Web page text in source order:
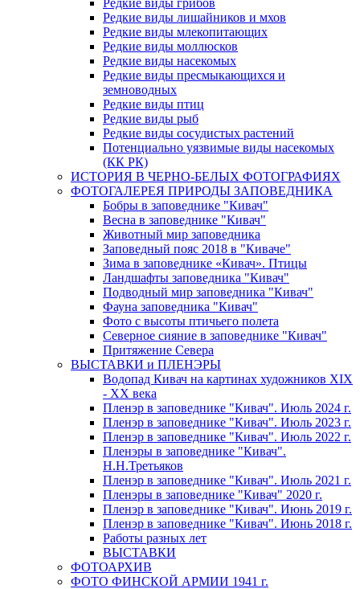
Редкие виды лишайников и мхов
Редкие виды млекопитающих
Редкие виды моллюсков
Редкие виды насекомых
Редкие виды пресмыкающихся и
земноводных
Редкие виды птиц
Редкие виды рыб
Редкие виды сосудистых растений
Потенциально уязвимые виды насекомых
(КК РК)
ИСТОРИЯ В ЧЕРНО-БЕЛЫХ ФОТОГРАФИЯХ
ФОТОГАЛЕРЕЯ ПРИРОДЫ ЗАПОВЕДНИКА
Бобры в заповеднике "Кивач"
Весна в заповеднике "Кивач"
Животный мир заповедника
Заповедный пояс 2018 в "Киваче"
Зима в заповеднике «Кивач». Птицы
Ландшафты заповедника "Кивач"
Подводный мир заповедника "Кивач"
Фауна заповедника "Кивач"
Фото с высоты птичьего полета
Северное сияние в заповеднике "Кивач"
Притяжение Севера
ВЫСТАВКИ и ПЛЕНЭРЫ
Водопад Кивач на картинах художников XIX
- XX века
Пленэр в заповеднике "Кивач". Июль 2024 г.
Пленэр в заповеднике "Кивач". Июль 2023 г.
Пленэр в заповеднике "Кивач". Июль 2022 г.
Пленэры в заповеднике "Кивач".
Н.Н.Третьяков
Пленэр в заповеднике "Кивач". Июль 2021 г.
Пленэры в заповеднике "Кивач" 2020 г.
Пленэр в заповеднике "Кивач". Июнь 2019 г.
Пленэр в заповеднике "Кивач". Июнь 2018 г.
Работы разных лет
ВЫСТАВКИ
ФОТОАРХИВ
ФОТО ФИНСКОЙ АРМИИ 1941 г.